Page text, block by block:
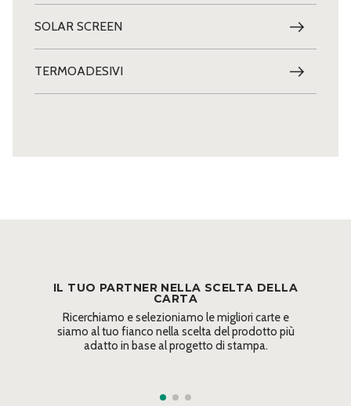
SOLAR SCREEN
TERMOADESIVI
IL TUO PARTNER NELLA SCELTA DELLA
CARTA
Ricerchiamo e selezioniamo le migliori carte e
siamo al tuo fianco nella scelta del prodotto più
adatto in base al progetto di stampa.